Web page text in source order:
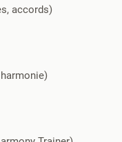
accords)